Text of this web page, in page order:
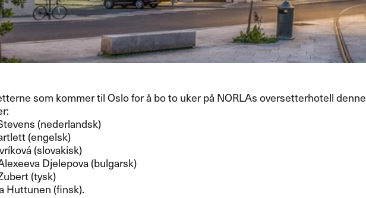
som kommer til Oslo for å bo to uker på NORLAs oversetterhotell denne
(nederlandsk)
(engelsk)
(slovakisk)
Djelepova (bulgarsk)
(tysk)
Huttunen (finsk).